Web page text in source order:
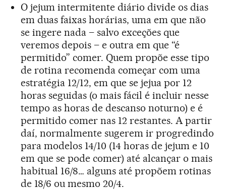
O jejum intermitente diário divide os dias
em duas faixas horárias, uma em que não
se ingere nada – salvo exceções que
veremos depois – e outra em que “é
permitido” comer. Quem propõe esse tipo
de rotina recomenda começar com uma
estratégia 12/12, em que se jejua por 12
horas seguidas (o mais fácil é incluir nesse
tempo as horas de descanso noturno) e é
permitido comer nas 12 restantes. A partir
daí, normalmente sugerem ir progredindo
para modelos 14/10 (14 horas de jejum e 10
em que se pode comer) até alcançar o mais
habitual 16/8… alguns até propõem rotinas
de 18/6 ou mesmo 20/4.